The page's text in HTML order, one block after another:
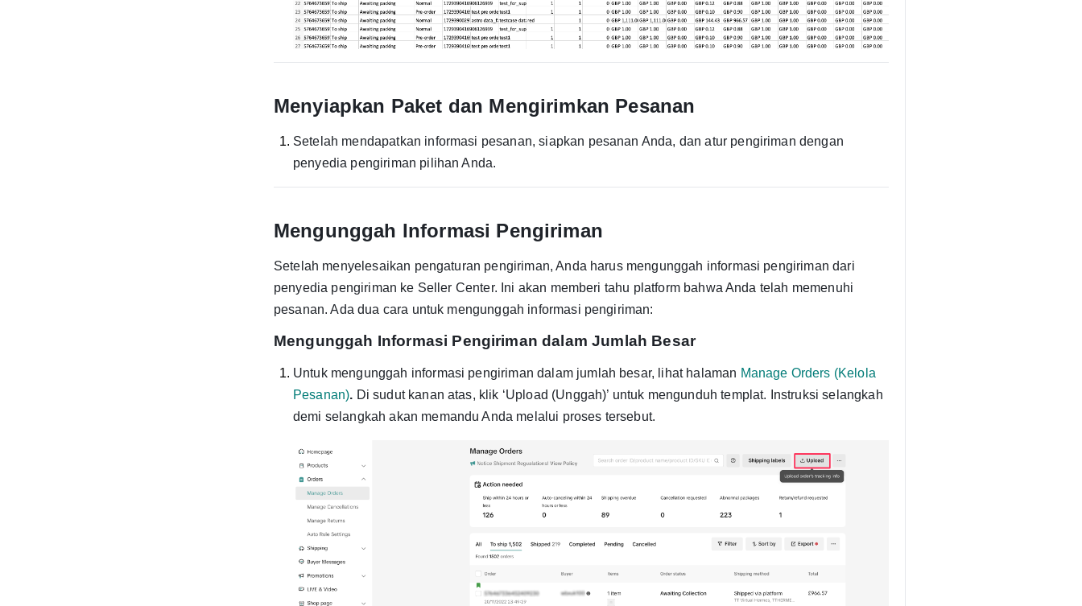
Menyiapkan Paket dan Mengirimkan Pesanan
Setelah mendapatkan informasi pesanan, siapkan pesanan Anda, dan atur pengiriman dengan
penyedia pengiriman pilihan Anda.
Mengunggah Informasi Pengiriman
Setelah menyelesaikan pengaturan pengiriman, Anda harus mengunggah informasi pengiriman dari
penyedia pengiriman ke Seller Center. Ini akan memberi tahu platform bahwa Anda telah memenuhi
pesanan. Ada dua cara untuk mengunggah informasi pengiriman:
Mengunggah Informasi Pengiriman dalam Jumlah Besar
Untuk mengunggah informasi pengiriman dalam jumlah besar, lihat halaman Manage Orders (Kelola
Pesanan). Di sudut kanan atas, klik ‘Upload (Unggah)’ untuk mengunduh templat. Instruksi selangkah
demi selangkah akan memandu Anda melalui proses tersebut.